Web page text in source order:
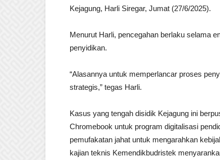
Kejagung, Harli Siregar, Jumat (27/6/2025).
Menurut Harli, pencegahan berlaku selama
penyidikan.
“Alasannya untuk memperlancar proses
strategis,” tegas Harli.
Kasus yang tengah disidik Kejagung ini
Chromebook untuk program digitalisasi
pemufakatan jahat untuk mengarahkan
kajian teknis Kemendikbudristek